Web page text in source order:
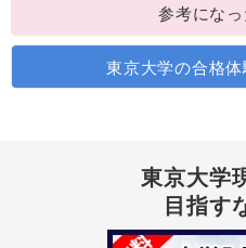
参考にな
東京大学の合格
東京大学
目指す